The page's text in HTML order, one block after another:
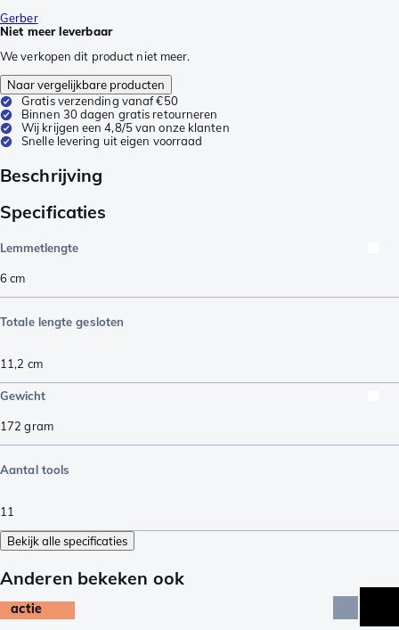
Gerber
Niet meer leverbaar
We verkopen dit product niet meer.
Naar vergelijkbare producten
Gratis verzending vanaf €50
Binnen 30 dagen gratis retourneren
Wij krijgen een 4,8/5 van onze klanten
Snelle levering uit eigen voorraad
Beschrijving
Specificaties
Lemmetlengte
6cm
Totale lengte gesloten
11,2 cm
Gewicht
172 gram
Aantal tools
11
Bekijk alle specificaties
Anderen bekeken ook
actie